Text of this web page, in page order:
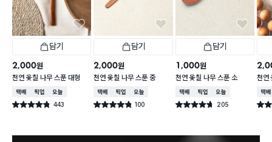
담기
2,000원
천연 옻칠 나무 스푼 대형
택배배송매장픽업오늘배송
별점 4.8점 443
건 작성
담기
2,000원
천연 옻칠 나무 스푼 중
택배배송매장픽업오늘배송
별점 4.8점 100
건 작성
담기
1,000원
천연 옻칠 나무 스푼 소
택배배송매장픽업오늘배송
별점 4.7점 205
건 작성
천연
택배
별점